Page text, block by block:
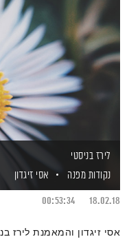
לירז בניסטי
נקודות מפנה
אסי זיגדון
18.02.18
00:53:34
אסי זיגדון והמאמנת לירז